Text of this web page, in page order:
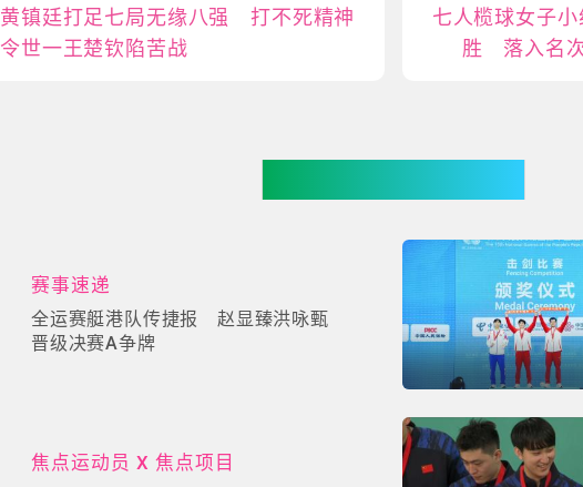
黄镇廷打足七局无缘八强 打不死精神
令世一王楚钦陷苦战
七人榄球女子
胜 落入名
赛事速递
全运赛艇港队传捷报 赵显臻洪咏甄
晋级决赛A争牌
焦点运动员 X 焦点项目